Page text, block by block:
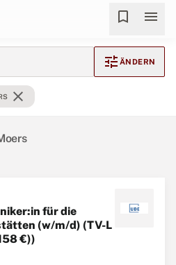
bookmark menu
tune ÄNDERN
close
für die
(w/m/d) (TV-L
€))